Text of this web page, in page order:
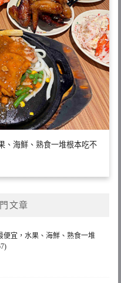
、海鮮、熟食一堆根本吃不
文章
便宜，水果、海鮮、熟食一堆